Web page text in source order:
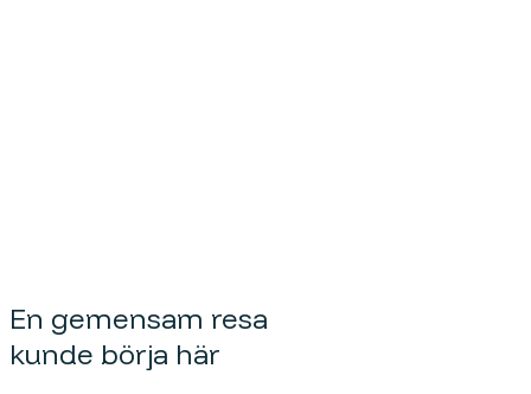
En gemensam resa
kunde börja här